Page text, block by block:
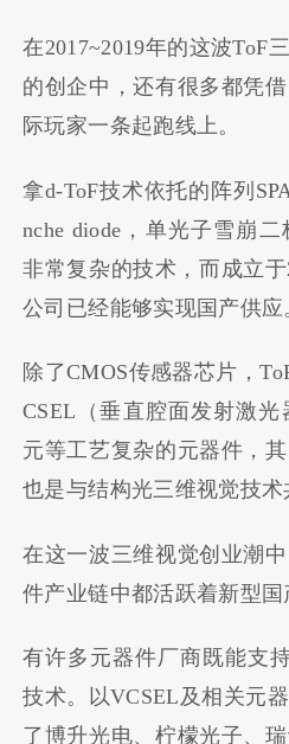
在2017~2019年的这波ToF
的创企中，还有很多都凭
际玩家一条起跑线上。
拿d-ToF技术依托的阵列
nche diode，单光子雪崩
非常复杂的技术，而成立
公司已经能够实现国产供应
除了CMOS传感器芯片，
CSEL（垂直腔面发射激
元等工艺复杂的元器件，
也是与结构光三维视觉技术
在这一波三维视觉创业潮
件产业链中都活跃着新型国
有许多元器件厂商既能支
技术。以VCSEL及相关元
了博升光电、柠檬光子、